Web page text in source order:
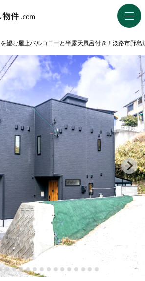
望む屋上バルコニーと半露天風呂付き！淡路市野島